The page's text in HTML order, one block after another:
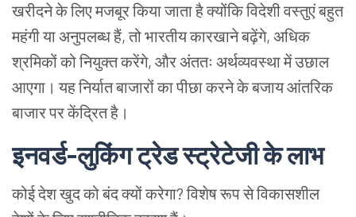
खरीदने के लिए मजबूर किया जाता है क्योंकि विदेशी वस्तुएं बहुत
महंगी या अनुपलब्ध हैं, तो भारतीय कारखाने बढ़ेंगे, अधिक
श्रमिकों को नियुक्त करेंगे, और अंततः अर्थव्यवस्था में उछाल
आएगा। यह निर्यात बाजारों का पीछा करने के बजाय आंतरिक
बाजार पर केंद्रित है।
इनवर्ड-लुकिंग ट्रेड स्ट्रेटेजी के लाभ
कोई देश खुद को बंद क्यों करेगा? विशेष रूप से विकासशील